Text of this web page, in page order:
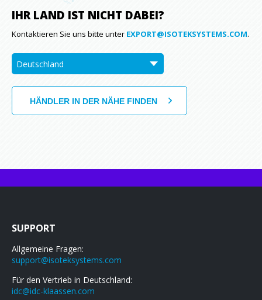
IHR LAND IST NICHT DABEI?
Kontaktieren Sie uns bitte unter EXPORT@ISOTEKSYSTEMS.COM.
SUPPORT
Allgemeine Fragen:
support@isoteksystems.com
Für den Vertrieb in Deutschland:
idc@idc-klaassen.com